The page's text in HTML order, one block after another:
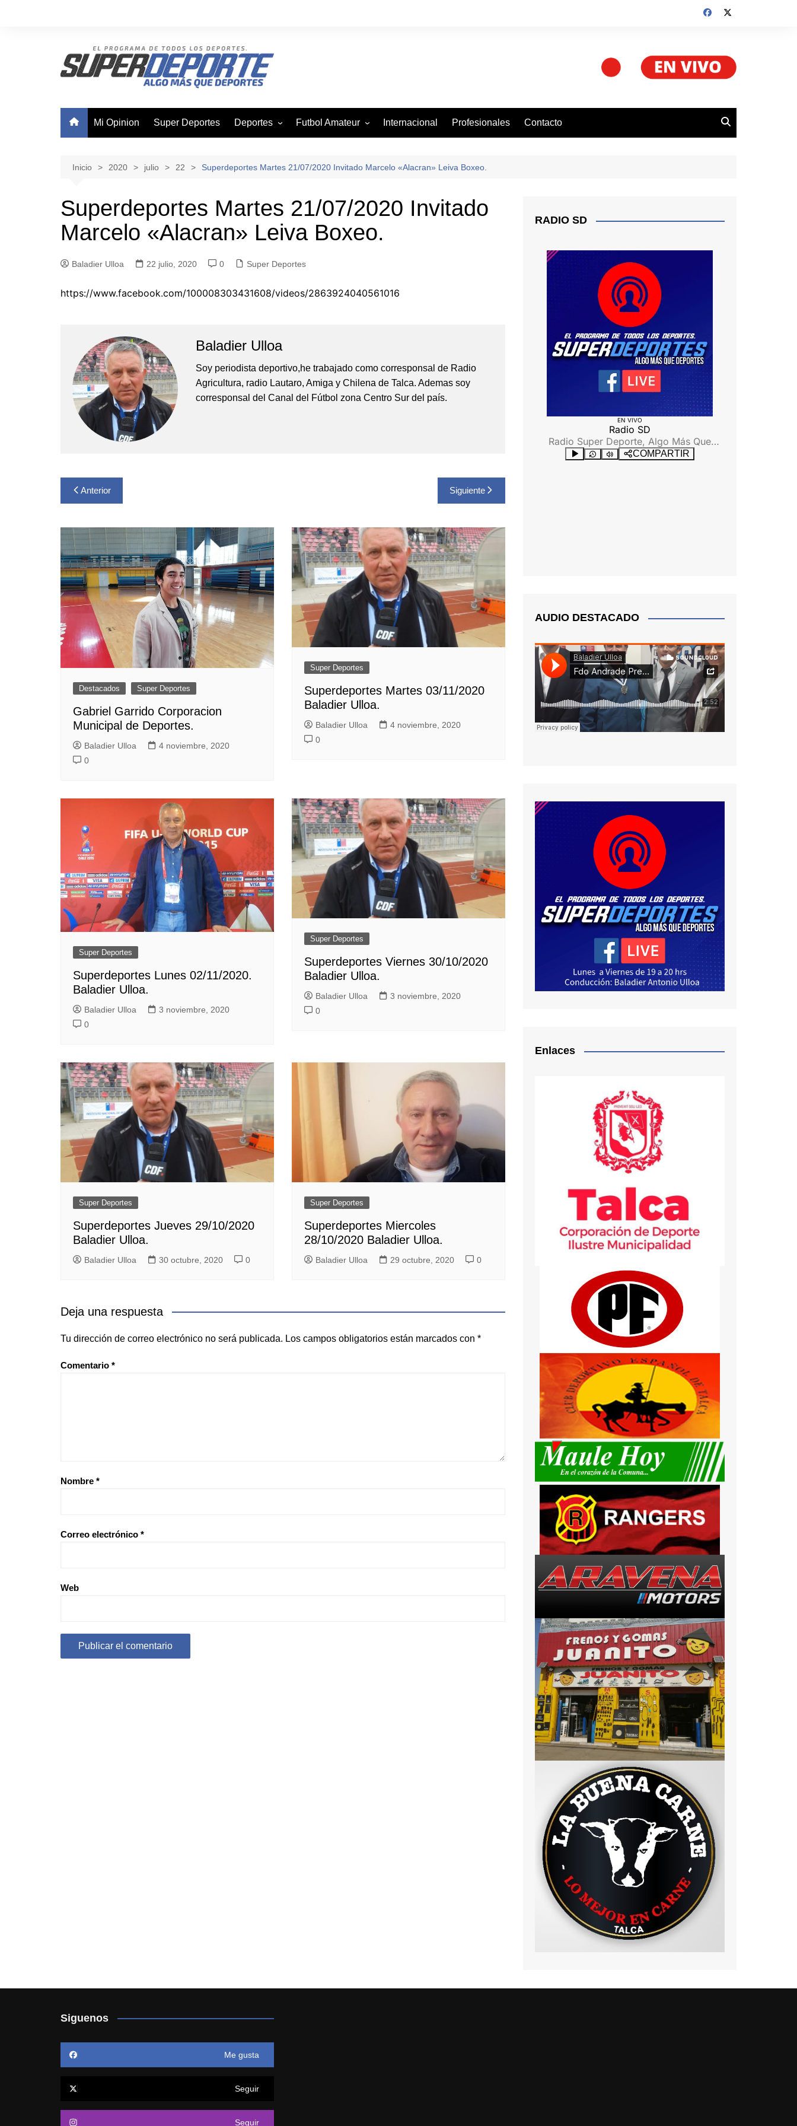
Mi Opinion Super Deportes Deportes
Basquetbol
Canotaje
Ciclismo
Natacion
Tenis de Mesa
Voleibol
Futbol Amateur
Asofutbol
Canal Rural
Liga Vecinal
Villa San Agustin
Internacional Profesionales Contacto
Inicio 2020 julio 22 Superdeportes Martes 21/07/2020 Invitado Marcelo «Alacran» Leiva Boxeo.
Superdeportes Martes 21/07/2020 Invitado
Marcelo «Alacran» Leiva Boxeo.
Baladier Ulloa 22 julio, 2020 0 Super Deportes
https://www.facebook.com/100008303431608/videos/2863924040561016
Baladier Ulloa
Soy periodista deportivo,he trabajado como corresponsal de Radio
Agricultura, radio Lautaro, Amiga y Chilena de Talca. Ademas soy
corresponsal del Canal del Fútbol zona Centro Sur del país.
Navegación
de
entradas
Anterior Siguiente
Destacados Super Deportes
Gabriel Garrido Corporacion
Municipal de Deportes.
Baladier Ulloa
4 noviembre, 2020
0
Super Deportes
Superdeportes Martes 03/11/2020
Baladier Ulloa.
Baladier Ulloa
4 noviembre, 2020
0
Super Deportes
Superdeportes Lunes 02/11/2020.
Baladier Ulloa.
Baladier Ulloa
3 noviembre, 2020
0
Super Deportes
Superdeportes Viernes 30/10/2020
Baladier Ulloa.
Baladier Ulloa
3 noviembre, 2020
0
Super Deportes
Superdeportes Jueves 29/10/2020
Baladier Ulloa.
Baladier Ulloa 30 octubre, 2020 0
Super Deportes
Superdeportes Miercoles
28/10/2020 Baladier Ulloa.
Baladier Ulloa 29 octubre, 2020 0
Deja una respuesta
Tu dirección de correo electrónico no será publicada. Los campos obligatorios están marcados con *
Comentario *
Nombre *
Correo electrónico *
Web
RADIO SD
AUDIO DESTACADO
Enlaces
Siguenos
Me gusta
Seguir
Seguir